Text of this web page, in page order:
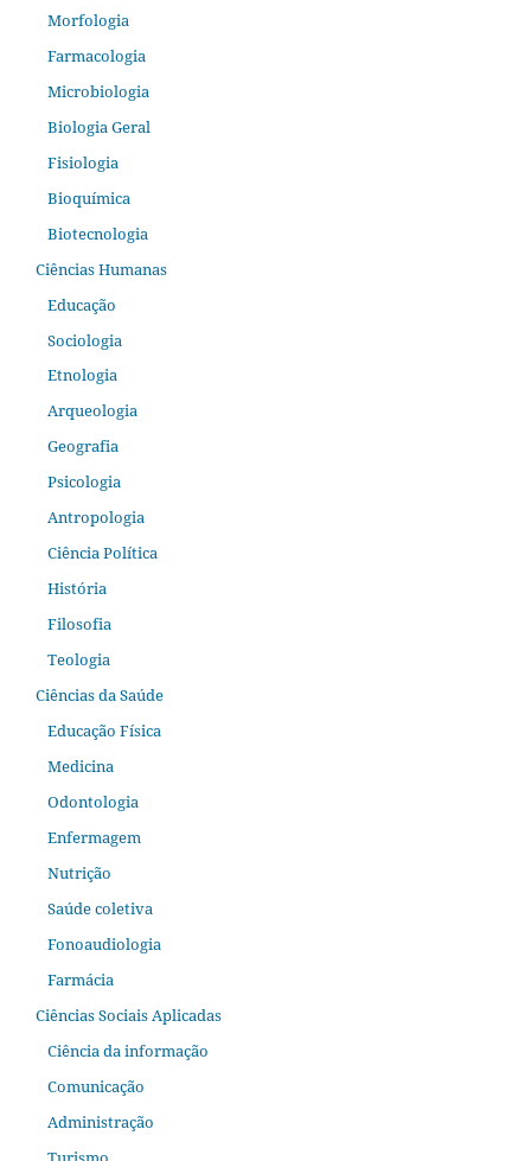
Morfologia
Farmacologia
Microbiologia
Biologia Geral
Fisiologia
Bioquímica
Biotecnologia
Ciências Humanas
Educação
Sociologia
Etnologia
Arqueologia
Geografia
Psicologia
Antropologia
Ciência Política
História
Filosofia
Teologia
Ciências da Saúde
Educação Física
Medicina
Odontologia
Enfermagem
Nutrição
Saúde coletiva
Fonoaudiologia
Farmácia
Ciências Sociais Aplicadas
Ciência da informação
Comunicação
Administração